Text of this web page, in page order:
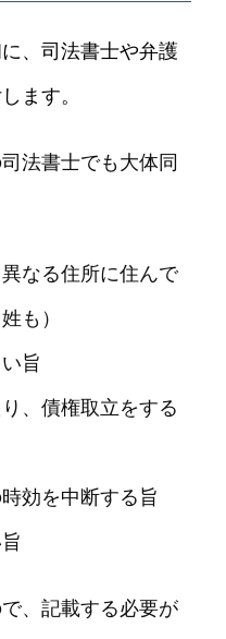
、司法書士や弁護
ます。
法書士でも大体同
なる住所に住んで
も）
旨
、債権取立をする
効を中断する旨
、記載する必要が